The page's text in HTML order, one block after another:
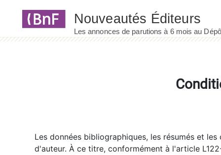
Les données bibliographiques, les résumés et
d'auteur. À ce titre, conformément à l'article